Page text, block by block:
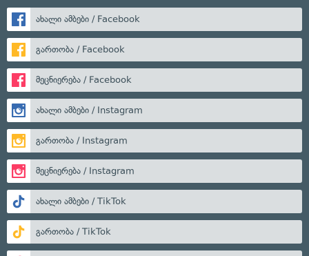
ახალი ამბები / Facebook
გართობა / Facebook
მეცნიერება / Facebook
ახალი ამბები / Instagram
გართობა / Instagram
მეცნიერება / Instagram
ახალი ამბები / TikTok
გართობა / TikTok